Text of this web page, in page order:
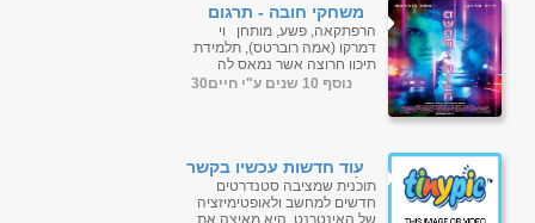
משחקי חובה - תרגום
מובנה - BDRip
הרפתקאה, פשע, מותחן וי
דמרקו (אמה רוברטס), תלמידת
תיכון חרוצה אשר נמאס לה
לצפות בחיים מהצד. כאשר היא
נוסף 10 שנים ע"י חיים30
עוד חדשות עכשיו בקשר
להאצת
משחקים|ניידת|GameThrust
1.8.30.2010 Portable
תוכנית שמציבה סטנדרטים
חדשים למחשב ולאופטימיזציה
של האינטרנט. היא מאיצה את